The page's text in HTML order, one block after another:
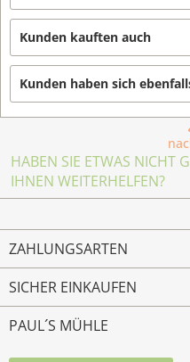
Kunden kauften auch
Kunden haben sich
HABEN SIE ETWAS NICHT
IHNEN WEITERHELFEN?
ZAHLUNGSARTEN
SICHER EINKAUFEN
PAUL´S MÜHLE